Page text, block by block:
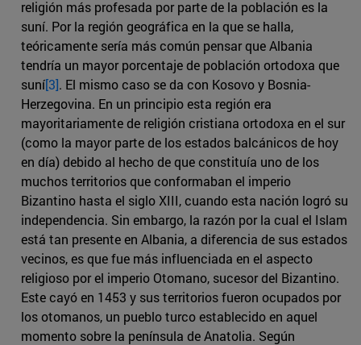
religión más profesada por parte de la población es la
suní. Por la región geográfica en la que se halla,
teóricamente sería más común pensar que Albania
tendría un mayor porcentaje de población ortodoxa que
suní[3]. El mismo caso se da con Kosovo y Bosnia-
Herzegovina. En un principio esta región era
mayoritariamente de religión cristiana ortodoxa en el sur
(como la mayor parte de los estados balcánicos de hoy
en día) debido al hecho de que constituía uno de los
muchos territorios que conformaban el imperio
Bizantino hasta el siglo XIII, cuando esta nación logró su
independencia. Sin embargo, la razón por la cual el Islam
está tan presente en Albania, a diferencia de sus estados
vecinos, es que fue más influenciada en el aspecto
religioso por el imperio Otomano, sucesor del Bizantino.
Este cayó en 1453 y sus territorios fueron ocupados por
los otomanos, un pueblo turco establecido en aquel
momento sobre la península de Anatolia. Según